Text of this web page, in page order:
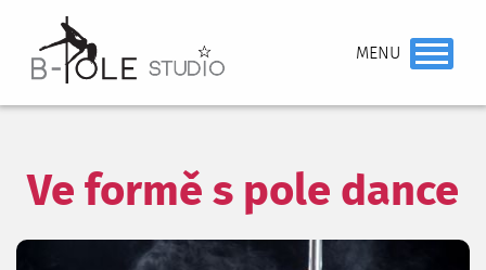
Ve formě s pole dance